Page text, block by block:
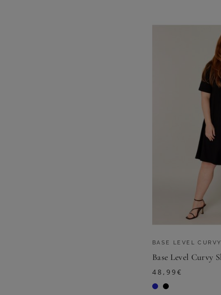
BASE LEVEL CURVY
48,99€